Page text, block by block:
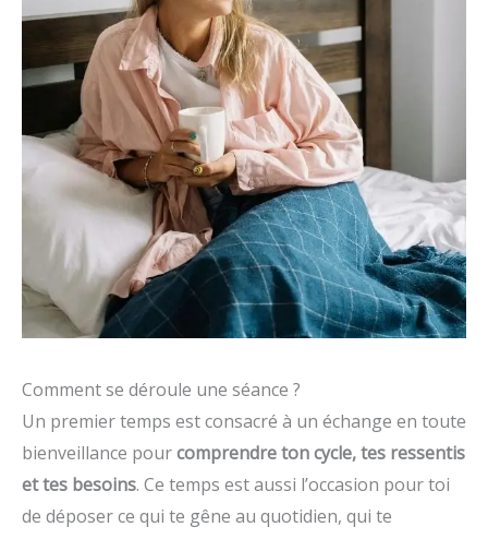
Comment se déroule une séance ?
Un premier temps est consacré à un échange en toute
bienveillance pourcomprendre ton cycle, tes ressentis
et tes besoins. Ce temps est aussi l’occasion pour toi
de déposer ce qui te gêne au quotidien, qui te